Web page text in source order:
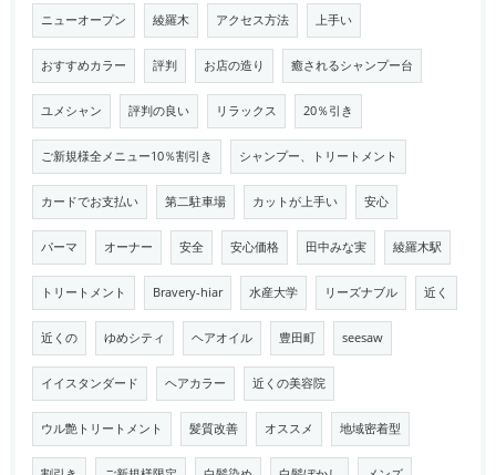
ニューオープン 綾羅木 アクセス方法 上手い
おすすめカラー 評判 お店の造り 癒されるシャンプー台
ユメシャン 評判の良い リラックス 20％引き
ご新規様全メニュー10％割引き シャンプー、トリートメント
カードでお支払い 第二駐車場 カットが上手い 安心
パーマ オーナー 安全 安心価格 田中みな実 綾羅木駅
トリートメント Bravery-hiar 水産大学 リーズナブル 近く
近くの ゆめシティ ヘアオイル 豊田町 seesaw
イイスタンダード ヘアカラー 近くの美容院
ウル艶トリートメント 髪質改善 オススメ 地域密着型